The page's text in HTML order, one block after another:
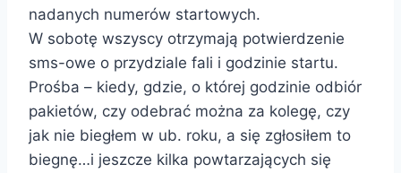
nadanych numerów startowych.
W sobotę wszyscy otrzymają potwierdzenie
sms-owe o przydziale fali i godzinie startu.
Prośba – kiedy, gdzie, o której godzinie odbiór
pakietów, czy odebrać można za kolegę, czy
jak nie biegłem w ub. roku, a się zgłosiłem to
biegnę…i jeszcze kilka powtarzających się